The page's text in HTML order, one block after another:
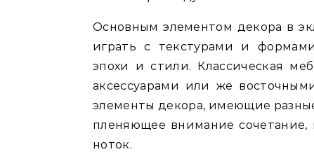
Основным элементом декора в
играть с текстурами и
эпохи и стили. Классическая
аксессуарами или же
элементы декора, имеющие
пленяющее внимание
ноток.